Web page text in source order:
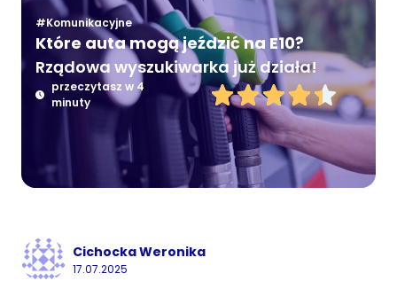
#Komunikacyjne
Które auta mogą jeździć na E10?
Rządowa wyszukiwarka już działa!
przeczytasz w 4
minuty
Cichocka Weronika
17.07.2025